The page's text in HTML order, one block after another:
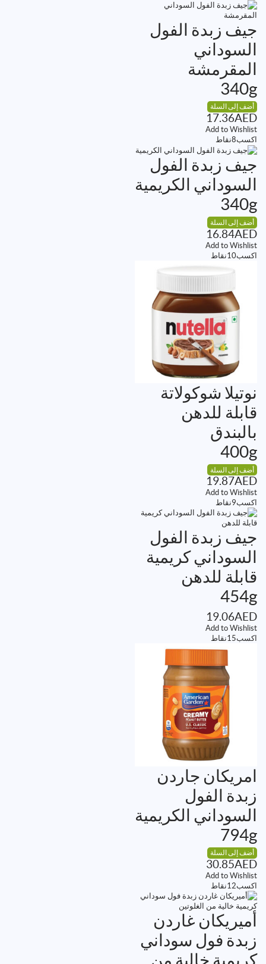
جيف زبدة الفول
السوداني
المقرمشة
340g
أضف إلى السلة
17.36AED
Add to Wishlist
اكسب8نقاط
جيف زبدة الفول
السوداني الكريمية
340g
أضف إلى السلة
16.84AED
Add to Wishlist
اكسب10نقاط
نوتيلا شوكولاتة
قابلة للدهن
بالبندق
400g
أضف إلى السلة
19.87AED
Add to Wishlist
اكسب9نقاط
جيف زبدة الفول
السوداني كريمية
قابلة للدهن
454g
19.06AED
Add to Wishlist
اكسب15نقاط
امريكان جاردن
زبدة الفول
السوداني الكريمية
794g
أضف إلى السلة
30.85AED
Add to Wishlist
اكسب12نقاط
أميريكان غاردن
زبدة فول سوداني
كريمية خالية من